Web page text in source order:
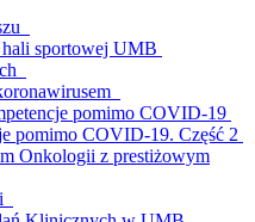
sportowej UMB
pomimo COVID-19
pomimo COVID-19. Część 2
Onkologii z prestiżowym